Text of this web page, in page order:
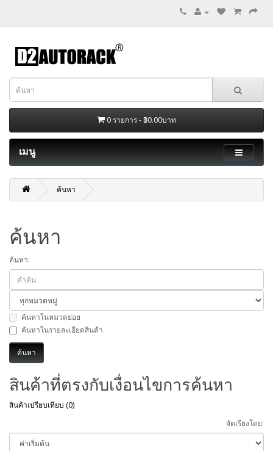
0 รายการ - ฿0.00บาท
เมนู
ค้นหา
ค้นหา
ค้นหา:
ค้นหาในหมวดย่อย
ค้นหาในรายละเอียดสินค้า
สินค้าที่ตรงกับเงื่อนไขการค้นหา
สินค้าเปรียบเทียบ (0)
จัดเรียงโดย: